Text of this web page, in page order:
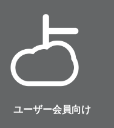
ユーザー会員向け